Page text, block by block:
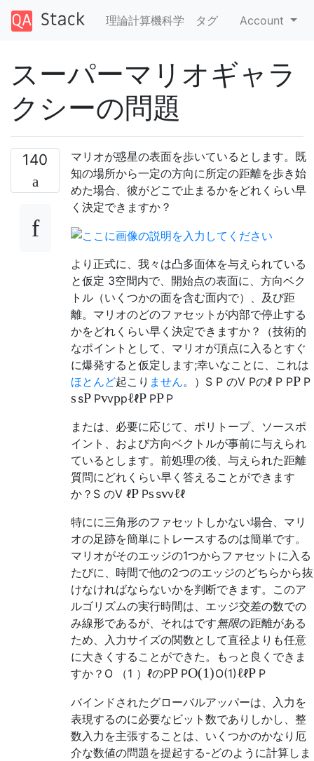
理論計算機科学 タグ Account
スーパーマリオギャラ
クシーの問題
140
マリオが惑星の表面を歩いているとします。既
知の場所から一定の方向に所定の距離を歩き始
めた場合、彼がどこで止まるかをどれくらい早
く決定できますか？
より正式に、我々は凸多面体を与えられている
と仮定 3空間内で、開始点の表面に、方向ベク
トル（いくつかの面を含む面内で）、及び距
離。マリオのどのファセットが内部で停止する
かをどれくらい早く決定できますか？（技術的
なポイントとして、マリオが頂点に入るとすぐ
に爆発すると仮定します;幸いなことに、これは
ほとんど起こり ません。） S P のV Pのℓ P PP P
s sP PvvppℓℓP PP P
または、必要に応じて、ポリトープ、ソースポ
イント、および方向ベクトルが事前に与えられ
ているとします。前処理の後、与えられた距離
質問にどれくらい早く答えることができます
か？ S のV ℓP Ps svvℓℓ
特にに三角形のファセットしかない場合、マリ
オの足跡を簡単にトレースするのは簡単です。
マリオがそのエッジの1つからファセットに入る
たびに、時間で他の2つのエッジのどちらから抜
けなければならないかを判断できます。このア
ルゴリズムの実行時間は、エッジ交差の数での
み線形であるが、それはです無限の距離がある
ため、入力サイズの関数として直径よりも任意
に大きくすることができた。もっと良くできま
すか？ O （1 ） ℓのPP PO(1)O(1)ℓℓP P
バインドされたグローバルアッパーは、入力を
表現するのに必要なビット数でありしかし、整
数入力を主張することは、いくつかのかなり厄
介な数値の問題を提起する-どのように計算しま